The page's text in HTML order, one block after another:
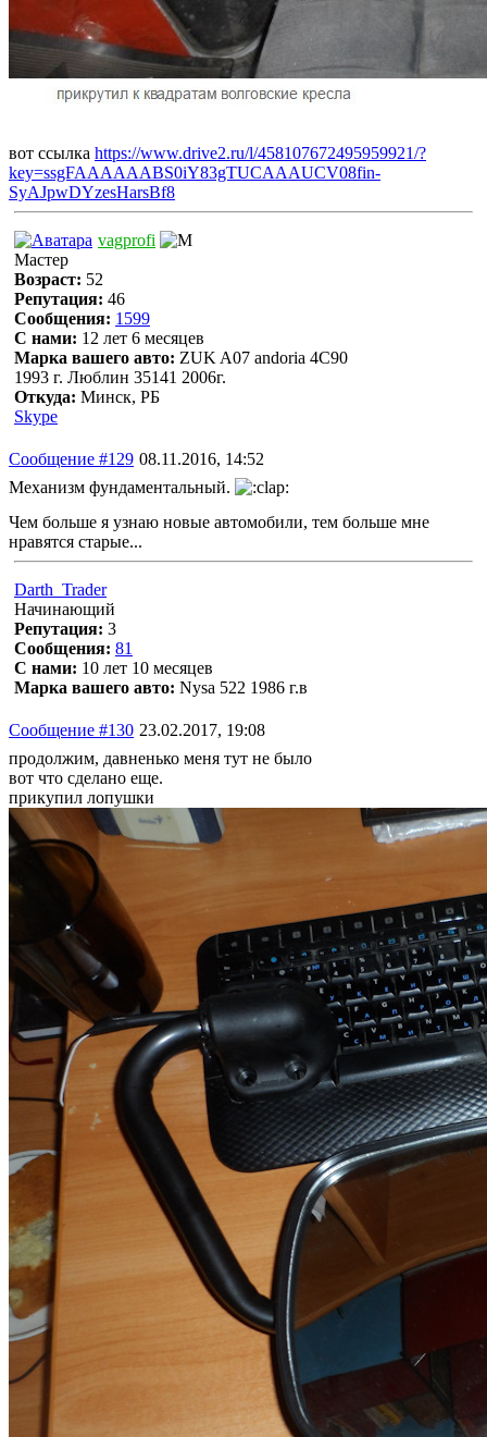
вот ссылка https://www.drive2.ru/l/458107672495959921/?
key=ssgFAAAAAABS0iY83gTUCAAAUCV08fin-
SyAJpwDYzesHarsBf8
vagprofi
Мастер
Возраст: 52
Репутация: 46
Сообщения: 1599
С нами: 12 лет 6 месяцев
Марка вашего авто: ZUK A07 andoria 4C90
1993 г. Люблин 35141 2006г.
Откуда: Минск, РБ
Skype
Сообщение #129 08.11.2016, 14:52
Механизм фундаментальный.
Чем больше я узнаю новые автомобили, тем больше мне
нравятся старые...
Darth_Trader
Начинающий
Репутация: 3
Сообщения: 81
С нами: 10 лет 10 месяцев
Марка вашего авто: Nysa 522 1986 г.в
Сообщение #130 23.02.2017, 19:08
продолжим, давненько меня тут не было
вот что сделано еще.
прикупил лопушки